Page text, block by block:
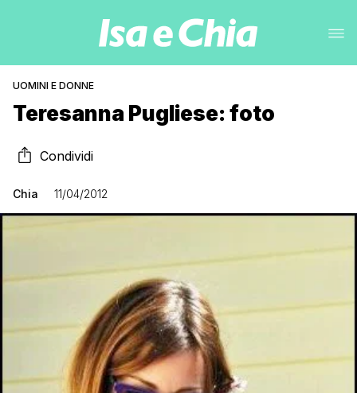
UOMINI E DONNE
Teresanna Pugliese: foto
Condividi
Chia 11/04/2012